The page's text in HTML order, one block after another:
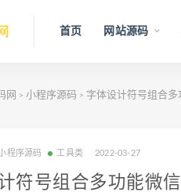
首页 网站源码
网 > 小程序源码 > 字体设计符号组合
程序源码 工具类 2022-03-27
符号组合多功能微